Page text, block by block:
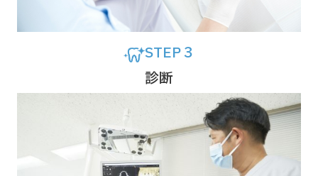
STEP３
診断